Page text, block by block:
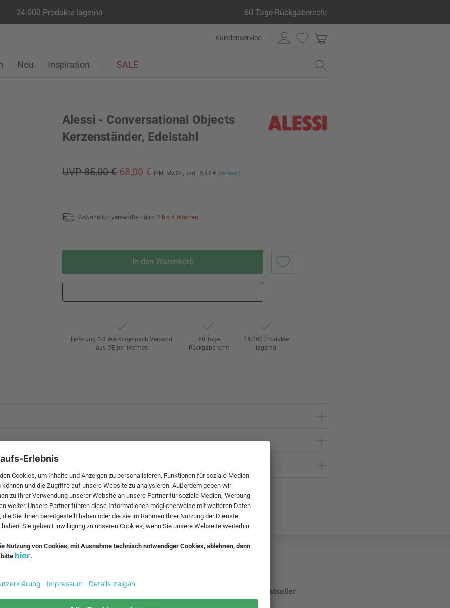
24.000 Produkte lagernd 60 Tage Rückgaberecht
Kundenservice
Neu Inspiration SALE
Alessi - Conversational Objects
Kerzenständer, Edelstahl
UVP 85,00 € 68,00 € inkl. MwSt., zzgl. 5,94 € Versand
Gewöhnlich versandfertig in: 2 bis 4 Wochen
In den Warenkorb
Lieferung 1-3 Werktage nach Versand
aus DE per Hermes
60 Tage
Rückgaberecht
24.000 Produkte
lagernd
und zzgl.
Bestseller